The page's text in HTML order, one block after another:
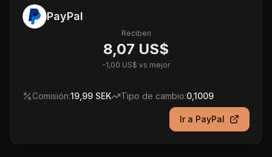
PayPal
Reciben
8,07 US$
-1,00 US$ vs mejor
Comisión:19,99 SEK Tipo de cambio:0,1009
Ir a PayPal